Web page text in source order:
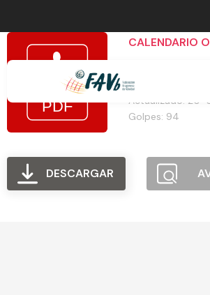
CALENDARIO
Creado: 20-05-
Actualizado:
Golpes: 94
DESCARGAR